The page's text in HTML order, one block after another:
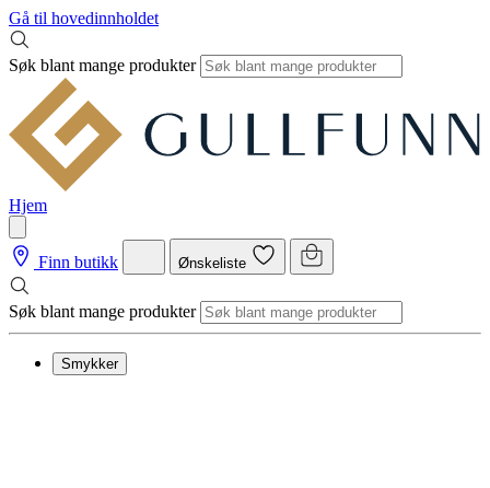
Gå til hovedinnholdet
Søk blant mange produkter
Hjem
Finn butikk Ønskeliste
Søk blant mange produkter
Smykker